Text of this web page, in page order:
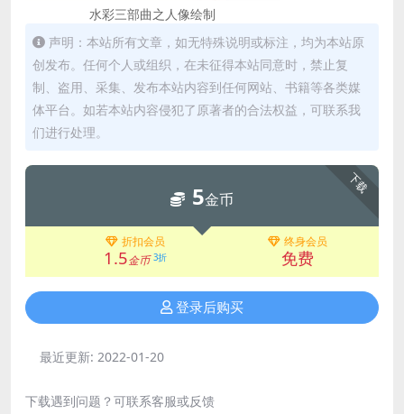
水彩三部曲之人像绘制
声明：本站所有文章，如无特殊说明或标注，均为本站原
创发布。任何个人或组织，在未征得本站同意时，禁止复
制、盗用、采集、发布本站内容到任何网站、书籍等各类媒
体平台。如若本站内容侵犯了原著者的合法权益，可联系我
们进行处理。
下载
5金币
折扣会员
1.5金币 3折
终身会员
免费
登录后购买
最近更新: 2022-01-20
下载遇到问题？可联系客服或反馈